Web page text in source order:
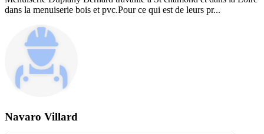
dans la menuiserie bois et pvc.Pour ce qui est de leurs pr...
Navaro Villard